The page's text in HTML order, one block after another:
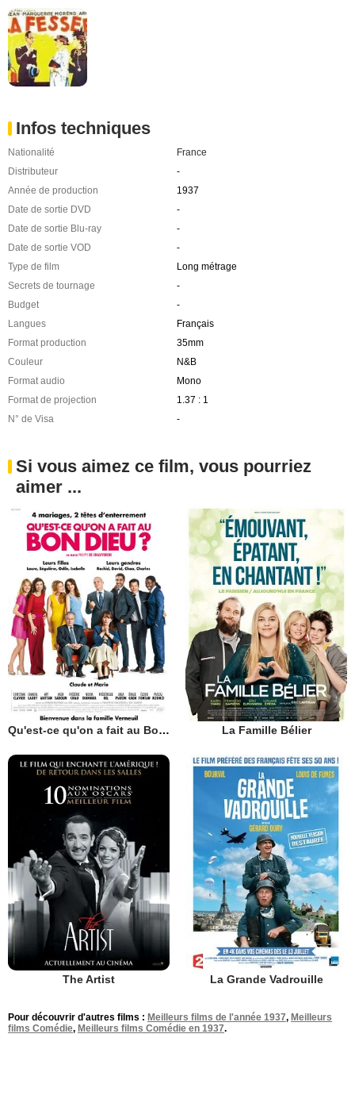
Infos techniques
Nationalité
France
Distributeur
-
Année de production
1937
Date de sortie DVD
-
Date de sortie Blu-ray
-
Date de sortie VOD
-
Type de film
Long métrage
Secrets de tournage
-
Budget
-
Langues
Français
Format production
35mm
Couleur
N&B
Format audio
Mono
Format de projection
1.37 : 1
N° de Visa
-
Si vous aimez ce film, vous pourriez
aimer ...
Qu'est-ce qu'on a fait au Bon Dieu? La Famille Bélier
The Artist La Grande Vadrouille
Pour découvrir d'autres films : Meilleurs films de l'année 1937, Meilleurs
films Comédie, Meilleurs films Comédie en 1937.